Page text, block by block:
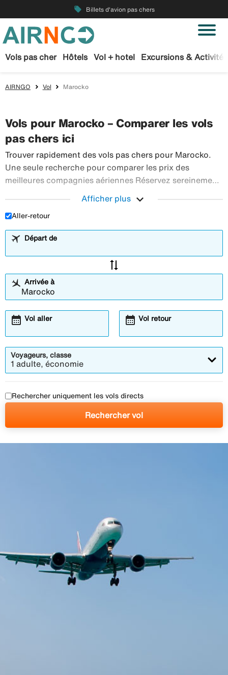
local_offer Billets d'avion pas chers
Vols pas cher Hôtels Vol + hotel Excursions & Activités
AIRNGO Vol Marocko
Vols pour Marocko – Comparer les vols
pas chers ici
Trouver rapidement des vols pas chers pour Marocko.
Une seule recherche pour comparer les prix des
meilleures compagnies aériennes Réservez sereinement
étendue de voyages en avion à destination du monde
entier.Trouver rapidement des vols pas chers pour
Afficher plus expand_more
Aller-retour
Départ de
sync_alt
Arrivée à
Vol aller
calendar_month Vol retour
calendar_month
Voyageurs, classe
1 adulte, économie
Rechercher uniquement les vols directs
Rechercher vol